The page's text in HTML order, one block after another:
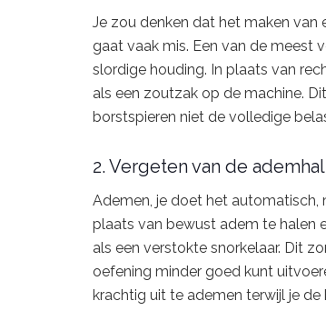
Je zou denken dat het maken van
gaat vaak mis. Een van de meest
slordige houding. In plaats van
als een zoutzak op de machine.
borstspieren niet de volledige
2. Vergeten van de
Ademen, je doet het automatisch,
plaats van bewust adem te halen
als een verstokte snorkelaar. Dit
oefening minder goed kunt
krachtig uit te ademen terwijl je